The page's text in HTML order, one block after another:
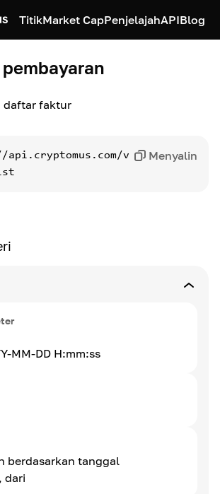
TitikMarket CapPenjelajahAPIBlog
daftar faktur
v
Menyalin
MM-DD H:mm:ss
berdasarkan tanggal
dari